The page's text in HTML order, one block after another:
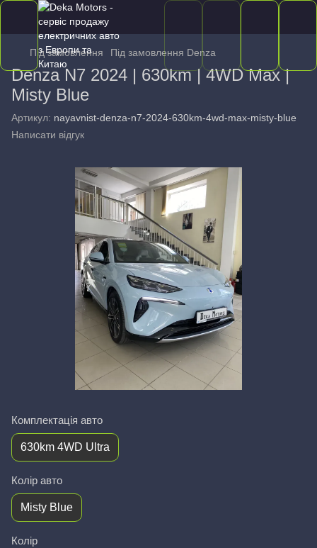
Під замовлення Під замовлення Denza
Denza N7 2024 | 630km | 4WD Max |
Misty Blue
Артикул: nayavnist-denza-n7-2024-630km-4wd-max-misty-blue
Написати відгук
Комплектація авто
630km 4WD Ultra
Колір авто
Misty Blue
Колір